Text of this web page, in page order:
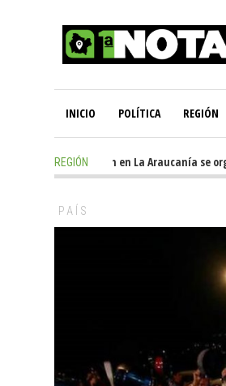
INICIO POLÍTICA REGIÓN
REGIÓN
Oposición en La Araucanía se
PAÍS